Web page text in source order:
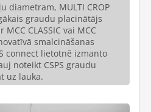
diametram, MULTI CROP
graudu placinātājs
CLASSIC vai MCC
smalcināšanas
connect lietotnē izmanto
noteikt CSPS graudu
uz lauka.